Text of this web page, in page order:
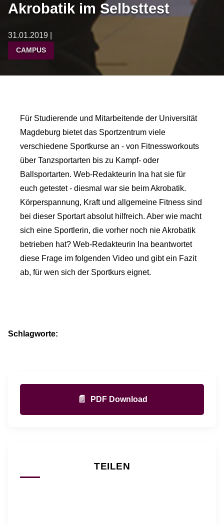
Akrobatik im Selbsttest
31.01.2019 |
CAMPUS
Für Studierende und Mitarbeitende der Universität
Magdeburg bietet das Sportzentrum viele
verschiedene Sportkurse an - von Fitnessworkouts
über Tanzsportarten bis zu Kampf- oder
Ballsportarten. Web-Redakteurin Ina hat sie für
euch getestet - diesmal war sie beim Akrobatik.
Körperspannung, Kraft und allgemeine Fitness sind
bei dieser Sportart absolut hilfreich. Aber wie macht
sich eine Sportlerin, die vorher noch nie Akrobatik
betrieben hat? Web-Redakteurin Ina beantwortet
diese Frage im folgenden Video und gibt ein Fazit
ab, für wen sich der Sportkurs eignet.
Schlagworte:
📄 PDF Download
TEILEN